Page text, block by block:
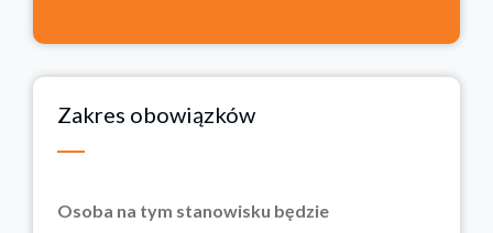
Zakres obowiązków
Osoba na tym stanowisku będzie